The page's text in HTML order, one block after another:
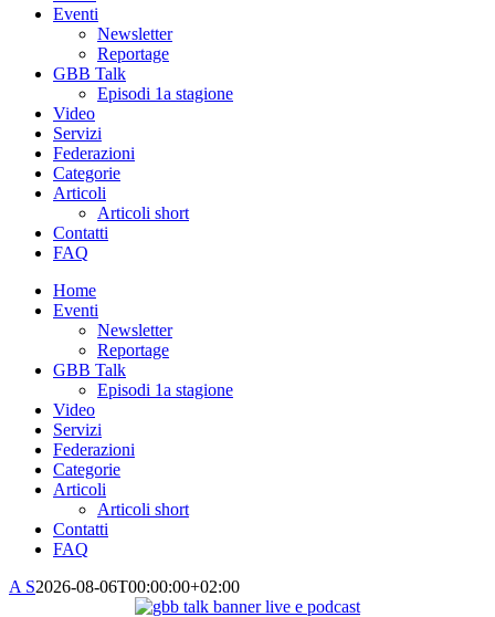
Eventi
Newsletter
Reportage
GBB Talk
Episodi 1a stagione
Video
Servizi
Federazioni
Categorie
Articoli
Articoli short
Contatti
FAQ
Home
Eventi
Newsletter
Reportage
GBB Talk
Episodi 1a stagione
Video
Servizi
Federazioni
Categorie
Articoli
Articoli short
Contatti
FAQ
A S2026-08-06T00:00:00+02:00